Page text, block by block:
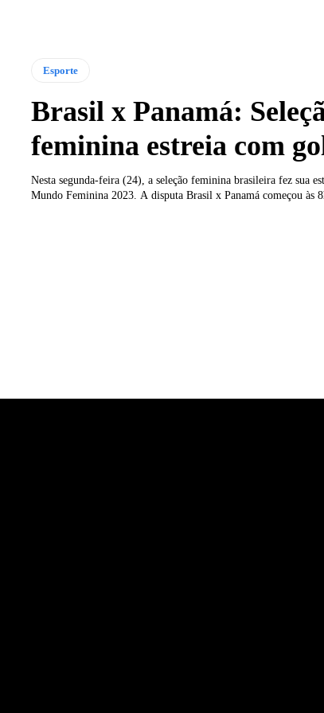
Esporte
Brasil x Panamá:
feminina estreia com
Nesta segunda-feira (24), a seleção feminina brasileira fez sua
Mundo Feminina 2023. A disputa Brasil x Panamá começou às